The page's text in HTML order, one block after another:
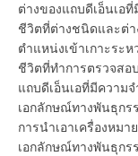
ต่างของแถบดีเอ็นเอ
ชีวิตที่ต่างชนิดและต่า
ตำแหน่งเข้าเกาะระห
ชีวิตที่ทำการตรวจส
แถบดีเอ็นเอที่มีความ
เอกลักษณ์ทางพันธุกร
การนำเอาเครื่องหม
เอกลักษณ์ทางพันธุก